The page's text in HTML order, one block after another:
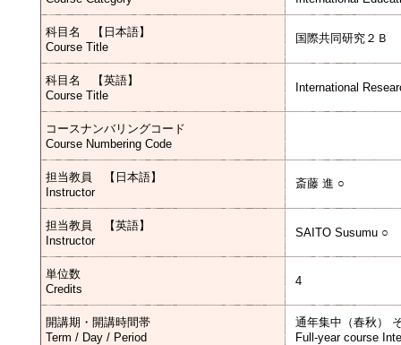
科目名 【日本語】
Course Title
国際共同研究２Ｂ
科目名 【英語】
Course Title
International
コースナンバリングコード
Course Numbering Code
担当教員 【日本語】
Instructor
斎藤 進 ○
担当教員 【英語】
Instructor
SAITO Susumu ○
単位数
Credits
4
開講期・開講時間帯
Term / Day / Period
通年集中（春秋）
Full-year course